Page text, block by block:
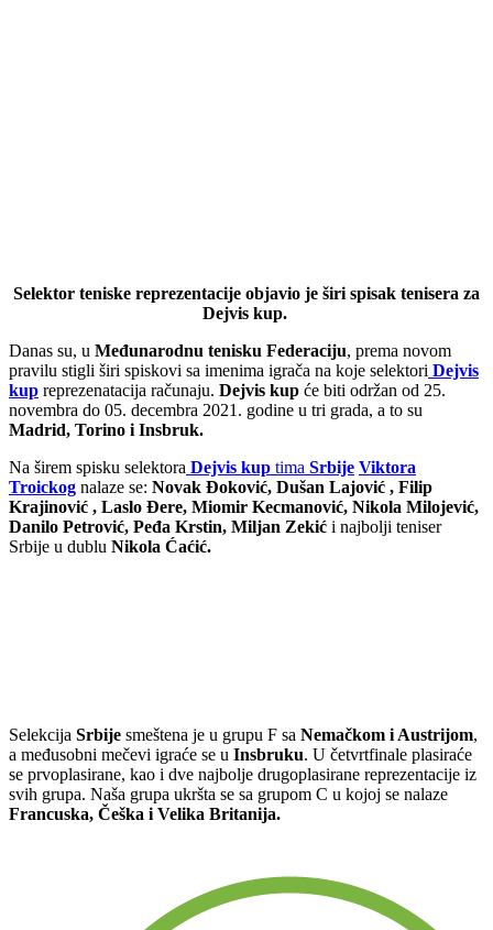
Selektor teniske reprezentacije objavio je širi spisak tenisera za
Dejvis kup.
Danas su, u Međunarodnu tenisku Federaciju, prema novom
pravilu stigli širi spiskovi sa imenima igrača na koje selektori Dejvis
kup reprezenatacija računaju. Dejvis kup će biti održan od 25.
novembra do 05. decembra 2021. godine u tri grada, a to su
Madrid, Torino i Insbruk.
Na širem spisku selektora Dejvis kup tima Srbije Viktora
Troickog nalaze se: Novak Đoković, Dušan Lajović , Filip
Krajinović , Laslo Đere, Miomir Kecmanović, Nikola Milojević,
Danilo Petrović, Peđa Krstin, Miljan Zekić i najbolji teniser
Srbije u dublu Nikola Ćaćić.
Selekcija Srbije smeštena je u grupu F sa Nemačkom i Austrijom,
a međusobni mečevi igraće se u Insbruku. U četvrtfinale plasiraće
se prvoplasirane, kao i dve najbolje drugoplasirane reprezentacije iz
svih grupa. Naša grupa ukršta se sa grupom C u kojoj se nalaze
Francuska, Češka i Velika Britanija.